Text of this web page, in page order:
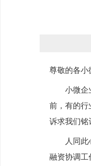
尊敬的各小
小微企
前，有的
诉求我们铭
人同
融资协调